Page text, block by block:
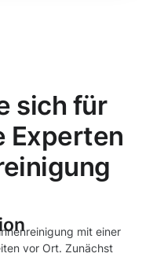
sich für
Experten
mit einer
vor Ort. Zunächst